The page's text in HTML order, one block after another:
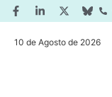
10 de Agosto de 2026